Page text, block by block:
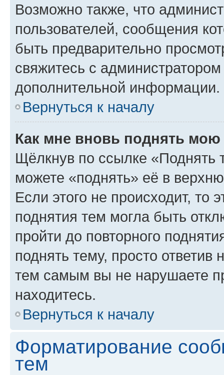
Возможно также, что
пользователей, сообщения
быть предварительно
свяжитесь с
дополнительной информации.
Вернуться к началу
Как мне вновь поднять мою
Щёлкнув по ссылке «Поднять
можете «поднять» её в
Если этого не происходит, то
поднятия тем могла быть
пройти до повторного
поднять тему, просто ответив
тем самым вы не нарушаете
находитесь.
Вернуться к началу
Форматирование
тем